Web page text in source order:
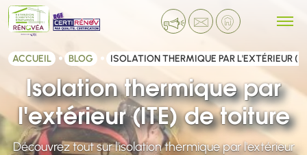
ACCUEIL BLOG ISOLATION THERMIQUE PAR L'EXTÉRIEUR
Isolation thermique par
l'extérieur (ITE) de toiture
Découvrez tout sur l'isolation thermique par l'extérieur